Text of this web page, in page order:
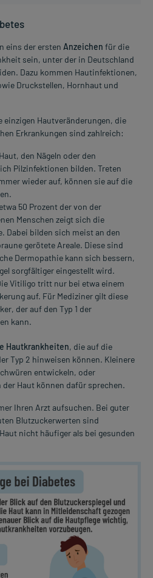
eins der ersten Anzeichen für die
sein, unter der in Deutschland
Dazu kommen Hautinfektionen,
Druckstellen, Hornhaut und
einzigen Hautveränderungen, die
Erkrankungen sind zahlreich:
den Nägeln oder den
Pilzinfektionen bilden. Treten
wieder auf, können sie auf die
50 Prozent der von der
Menschen zeigt sich die
Dabei bilden sich meist an den
gerötete Areale. Diese sind
Dermopathie kann sich bessern,
sorgfältiger eingestellt wird.
Vitiligo tritt nur bei etwa einem
auf. Für Mediziner gilt diese
der auf den Typ 1 der
kann.
Hautkrankheiten, die auf die
Typ 2 hinweisen können. Kleinere
entwickeln, oder
Haut können dafür sprechen.
Ihren Arzt aufsuchen. Bei guter
Blutzuckerwerten sind
nicht häufiger als bei gesunden